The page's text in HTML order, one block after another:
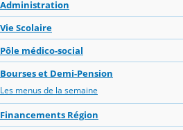
Administration
Vie Scolaire
Pôle médico-social
Bourses et Demi-Pension
Les menus de la semaine
Financements Région